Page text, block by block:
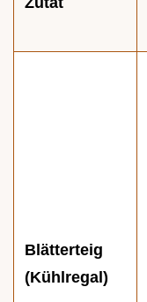
Blätterteig
(Kühlregal)